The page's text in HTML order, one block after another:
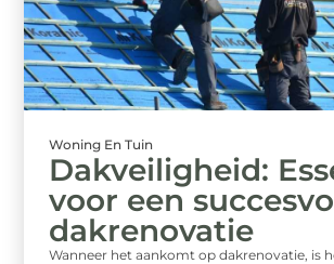
Woning En Tuin
Dakveiligheid:
voor een
dakrenovatie
Wanneer het aankomt op dakrenovatie, is